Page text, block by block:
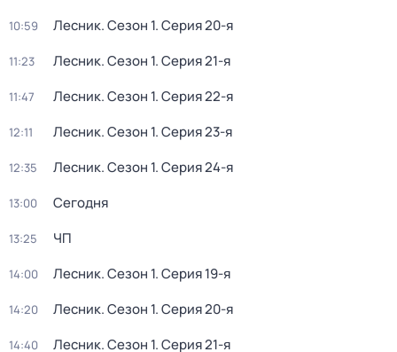
10:59 Лесник. Сезон 1. Серия 20-я
11:23 Лесник. Сезон 1. Серия 21-я
11:47 Лесник. Сезон 1. Серия 22-я
12:11 Лесник. Сезон 1. Серия 23-я
12:35 Лесник. Сезон 1. Серия 24-я
13:00 Сегодня
13:25 ЧП
14:00 Лесник. Сезон 1. Серия 19-я
14:20 Лесник. Сезон 1. Серия 20-я
14:40 Лесник. Сезон 1. Серия 21-я